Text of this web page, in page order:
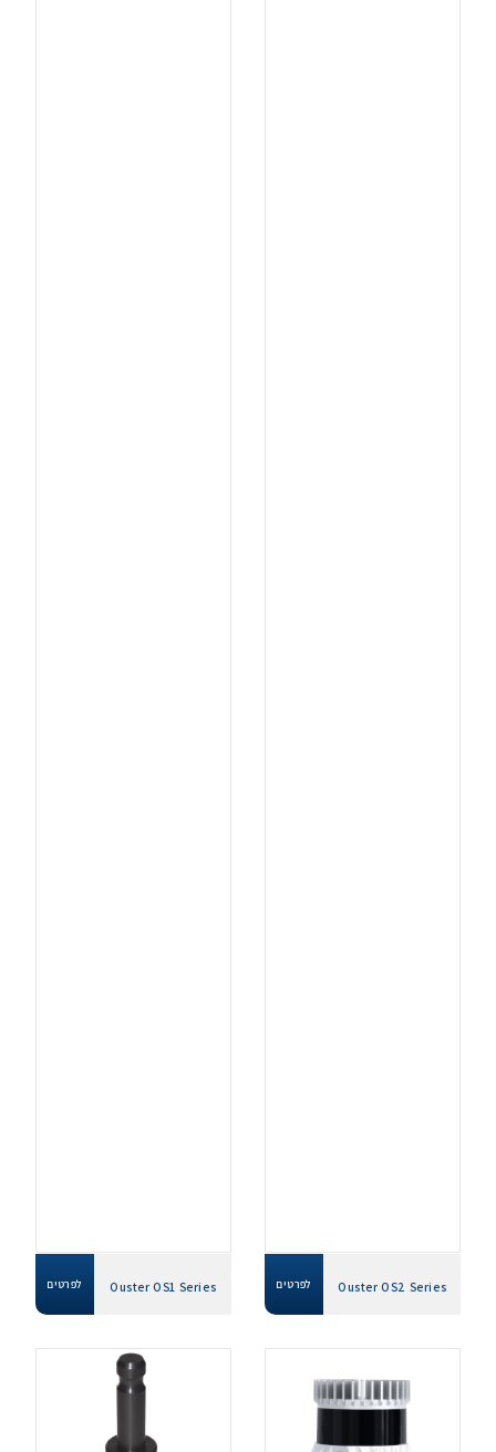
Ouster OS2 Series לפרטים Ouster OS1 Series לפרטים